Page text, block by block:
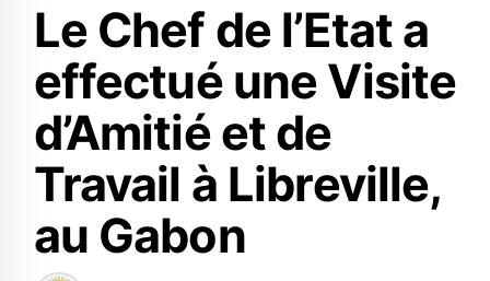
Le Chef de l’Etat a
effectué une Visite
d’Amitié et de
Travail à Libreville,
au Gabon